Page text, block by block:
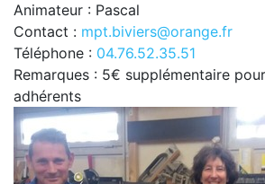
Animateur : Pascal
Contact : mpt.biviers@orange.fr
Téléphone : 04.76.52.35.51
Remarques : 5€ supplémentaire
adhérents